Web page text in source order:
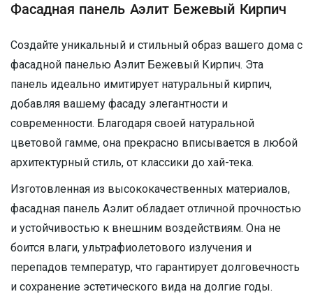
Фасадная панель Аэлит Бежевый Кирпич
Создайте уникальный и стильный образ вашего дома с
фасадной панелью Аэлит Бежевый Кирпич. Эта
панель идеально имитирует натуральный кирпич,
добавляя вашему фасаду элегантности и
современности. Благодаря своей натуральной
цветовой гамме, она прекрасно вписывается в любой
архитектурный стиль, от классики до хай-тека.
Изготовленная из высококачественных материалов,
фасадная панель Аэлит обладает отличной прочностью
и устойчивостью к внешним воздействиям. Она не
боится влаги, ультрафиолетового излучения и
перепадов температур, что гарантирует долговечность
и сохранение эстетического вида на долгие годы.